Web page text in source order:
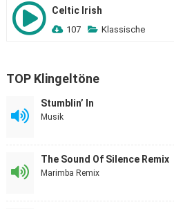
Celtic Irish
107 Klassische
TOP Klingeltöne
Stumblin’ In
Musik
The Sound Of Silence Remix
Marimba Remix